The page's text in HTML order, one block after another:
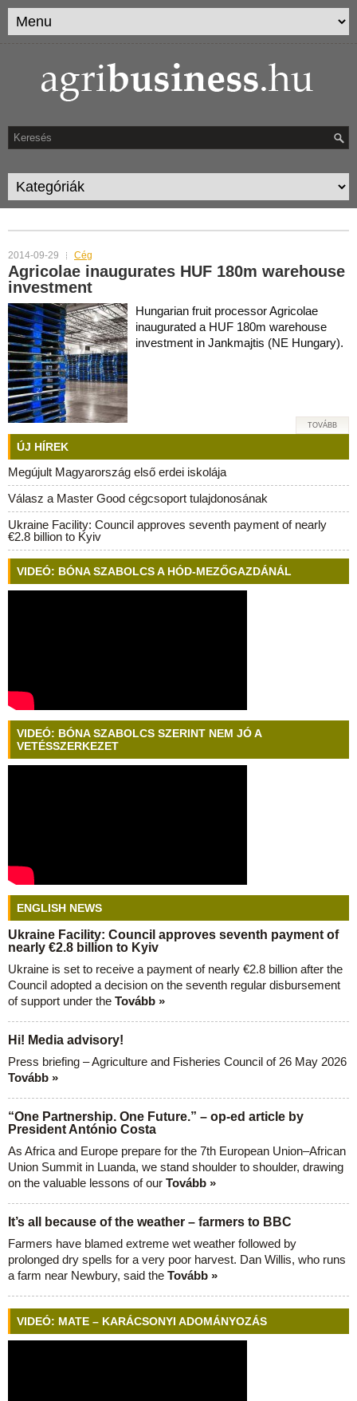
2014-09-29 Cég
Agricolae inaugurates HUF 180m warehouse
investment
Hungarian fruit processor Agricolae
inaugurated a HUF 180m warehouse
investment in Jankmajtis (NE Hungary).
TOVÁBB
ÚJ HÍREK
Megújult Magyarország első erdei iskolája
Válasz a Master Good cégcsoport tulajdonosának
Ukraine Facility: Council approves seventh payment of nearly
€2.8 billion to Kyiv
VIDEÓ: BÓNA SZABOLCS A HÓD-MEZŐGAZDÁNÁL
VIDEÓ: BÓNA SZABOLCS SZERINT NEM JÓ A
VETÉSSZERKEZET
ENGLISH NEWS
Ukraine Facility: Council approves seventh payment of
nearly €2.8 billion to Kyiv
Ukraine is set to receive a payment of nearly €2.8 billion after the
Council adopted a decision on the seventh regular disbursement
of support under the Tovább »
Hi! Media advisory!
Press briefing – Agriculture and Fisheries Council of 26 May 2026
Tovább »
“One Partnership. One Future.” – op-ed article by
President António Costa
As Africa and Europe prepare for the 7th European Union–African
Union Summit in Luanda, we stand shoulder to shoulder, drawing
on the valuable lessons of our Tovább »
It’s all because of the weather – farmers to BBC
Farmers have blamed extreme wet weather followed by
prolonged dry spells for a very poor harvest. Dan Willis, who runs
a farm near Newbury, said the Tovább »
VIDEÓ: MATE – KARÁCSONYI ADOMÁNYOZÁS